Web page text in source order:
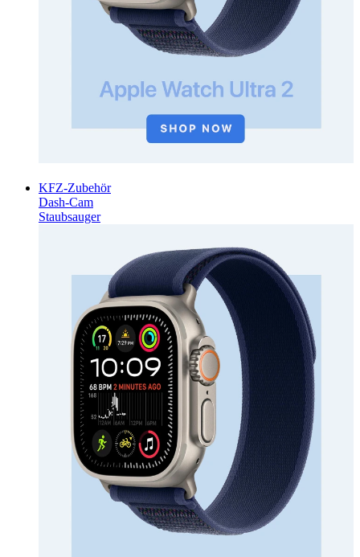
KFZ-Zubehör
Dash-Cam
Staubsauger